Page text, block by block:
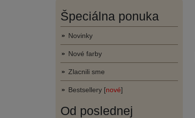
Špeciálna ponuka
Novinky
Nové farby
Zlacnili sme
Bestsellery [nové]
Od poslednej